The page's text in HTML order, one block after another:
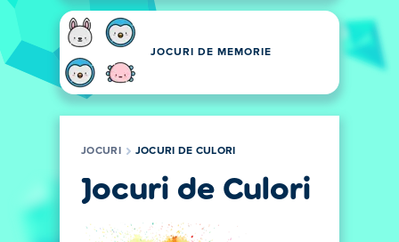
JOCURI DE MEMORIE
JOCURI JOCURI DE CULORI
Jocuri de Culori